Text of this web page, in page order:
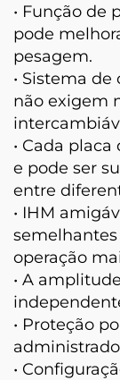
• Função de
pode
pesagem.
• Sistema
não exigem
• Cada
e pode ser
entre
• IHM
operação
• A
• Proteção
•